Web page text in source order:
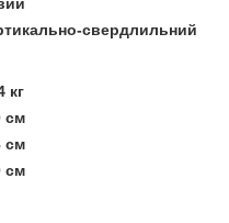
свердлильний
кг
см
см
см